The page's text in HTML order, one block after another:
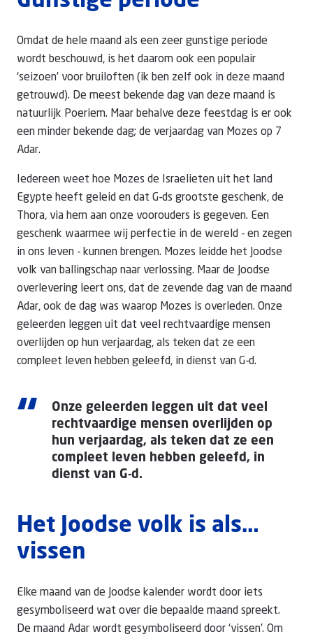
Omdat de hele maand als een zeer gunstige periode
wordt beschouwd, is het daarom ook een populair
‘seizoen’ voor bruiloften (ik ben zelf ook in deze maand
getrouwd). De meest bekende dag van deze maand is
natuurlijk Poeriem. Maar behalve deze feestdag is er ook
een minder bekende dag; de verjaardag van Mozes op 7
Adar.
Iedereen weet hoe Mozes de Israelieten uit het land
Egypte heeft geleid en dat G-ds grootste geschenk, de
Thora, via hem aan onze voorouders is gegeven. Een
geschenk waarmee wij perfectie in de wereld - en zegen
in ons leven - kunnen brengen. Mozes leidde het Joodse
volk van ballingschap naar verlossing. Maar de Joodse
overlevering leert ons, dat de zevende dag van de maand
Adar, ook de dag was waarop Mozes is overleden. Onze
geleerden leggen uit dat veel rechtvaardige mensen
overlijden op hun verjaardag, als teken dat ze een
compleet leven hebben geleefd, in dienst van G-d.
“
Onze geleerden leggen uit dat veel
rechtvaardige mensen overlijden op
hun verjaardag, als teken dat ze een
compleet leven hebben geleefd, in
dienst van G-d.
Het Joodse volk is als…
vissen
Elke maand van de Joodse kalender wordt door iets
gesymboliseerd wat over die bepaalde maand spreekt.
De maand Adar wordt gesymboliseerd door ‘vissen’. Om